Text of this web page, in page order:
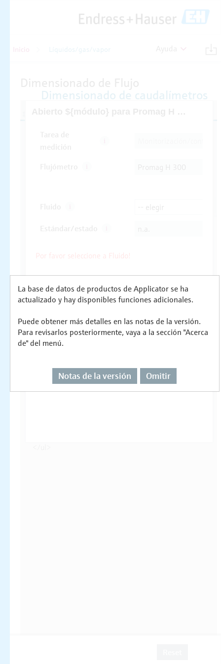
Inicio Líquidos/gas/vapor
La base de datos de productos de Applicator se ha
actualizado y hay disponibles funciones adicionales.
Puede obtener más detalles en las notas de la versión.
Para revisarlos posteriormente, vaya a la sección "Acerca
de" del menú.
Notas de la versión Omitir